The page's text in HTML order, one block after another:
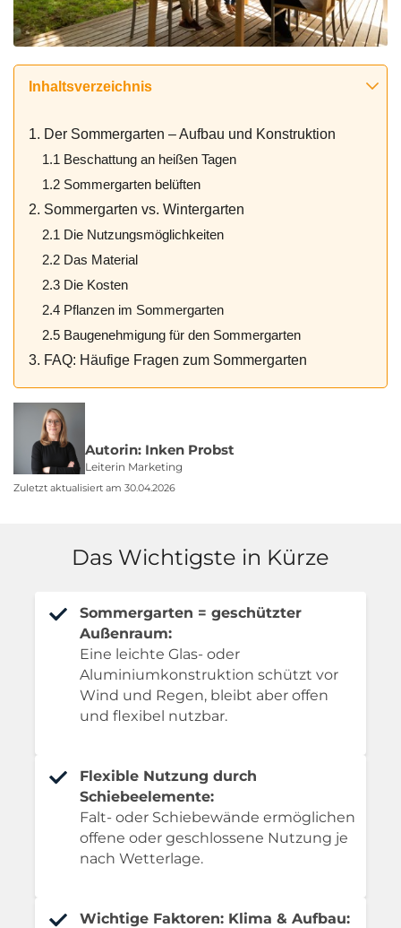
Inhaltsverzeichnis
1. Der Sommergarten – Aufbau und Konstruktion
1.1 Beschattung an heißen Tagen
1.2 Sommergarten belüften
2. Sommergarten vs. Wintergarten
2.1 Die Nutzungsmöglichkeiten
2.2 Das Material
2.3 Die Kosten
2.4 Pflanzen im Sommergarten
2.5 Baugenehmigung für den Sommergarten
3. FAQ: Häufige Fragen zum Sommergarten
Autorin: Inken Probst
Leiterin Marketing
Zuletzt aktualisiert am 30.04.2026
Das Wichtigste in Kürze
Sommergarten = geschützter
Außenraum:
Eine leichte Glas- oder
Aluminiumkonstruktion schützt vor
Wind und Regen, bleibt aber offen
und flexibel nutzbar.
Flexible Nutzung durch
Schiebeelemente:
Falt- oder Schiebewände ermöglichen
offene oder geschlossene Nutzung je
nach Wetterlage.
Wichtige Faktoren: Klima & Aufbau: